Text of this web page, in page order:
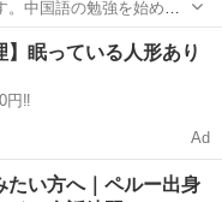
中国語の勉強を始めて
レッスン（１回90分3500
ス（１回90分月4回3ヶ月
ラス
】眠っている人形あり
円‼️
Ad
たい方へ｜ペルー出身